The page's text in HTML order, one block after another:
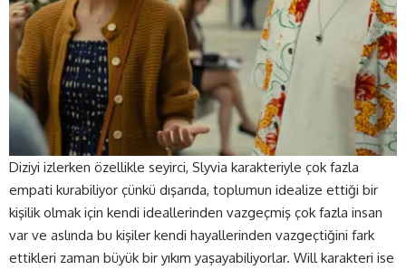
Diziyi izlerken özellikle seyirci, Slyvia karakteriyle çok fazla
empati kurabiliyor çünkü dışarıda, toplumun idealize ettiği bir
kişilik olmak için kendi ideallerinden vazgeçmiş çok fazla insan
var ve aslında bu kişiler kendi hayallerinden vazgeçtiğini fark
ettikleri zaman büyük bir yıkım yaşayabiliyorlar. Will karakteri ise